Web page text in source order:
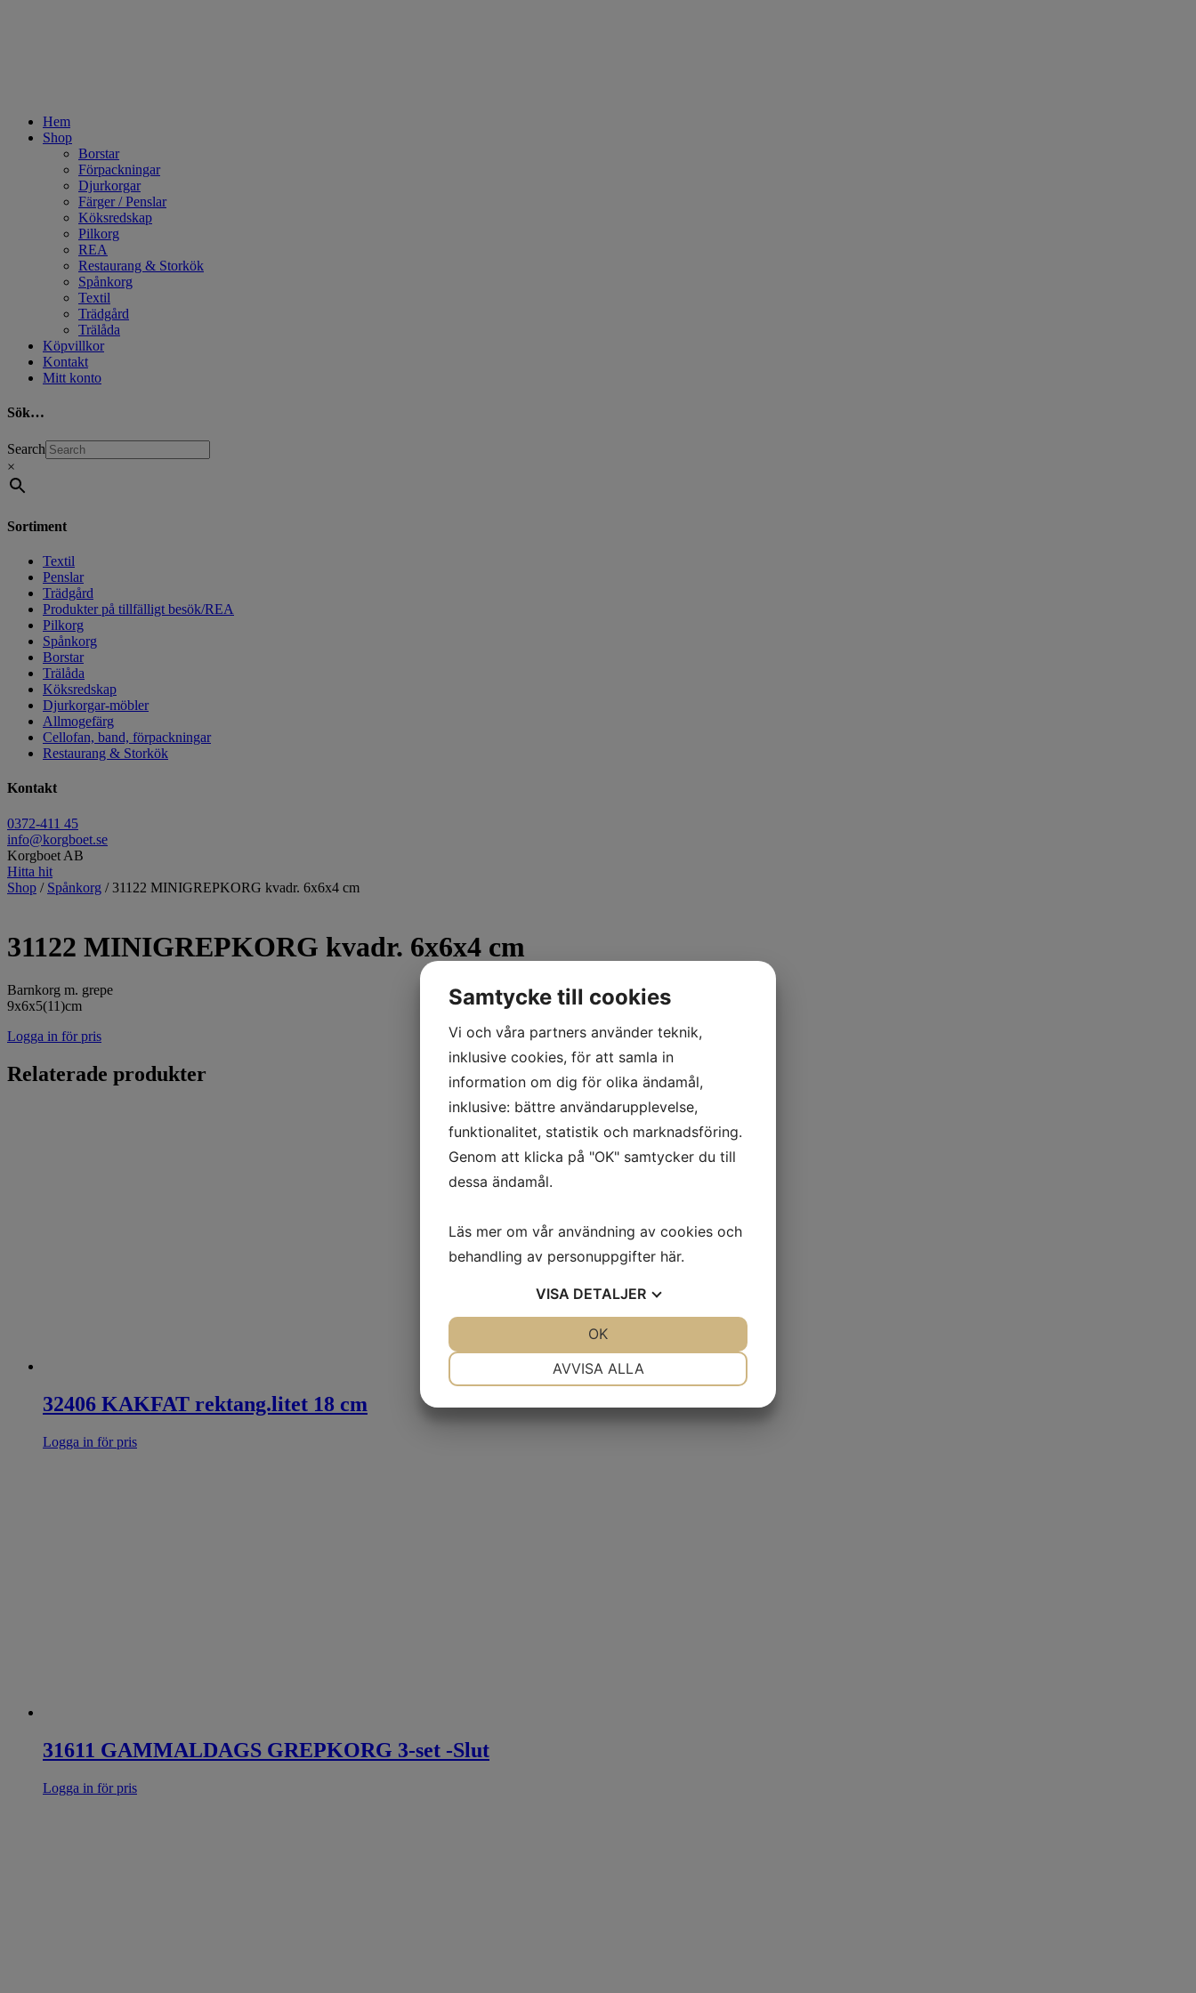
Hem
Shop
Borstar
Förpackningar
Djurkorgar
Färger / Penslar
Köksredskap
Pilkorg
REA
Restaurang & Storkök
Spånkorg
Textil
Trädgård
Trälåda
Köpvillkor
Kontakt
Mitt konto
Sök…
Search
×
Sortiment
Textil
Penslar
Trädgård
Produkter på tillfälligt besök/REA
Pilkorg
Spånkorg
Borstar
Trälåda
Köksredskap
Djurkorgar-möbler
Allmogefärg
Cellofan, band, förpackningar
Restaurang & Storkök
Kontakt
0372-411 45
info@korgboet.se
Korgboet AB
Hitta hit
Shop / Spånkorg / 31122 MINIGREPKORG kvadr. 6x6x4 cm
31122 MINIGREPKORG kvadr. 6x6x4 cm
Barnkorg m. grepe
9x6x5(11)cm
Logga in för pris
Relaterade produkter
32406 KAKFAT rektang.litet 18 cm
Logga in för pris
31611 GAMMALDAGS GREPKORG 3-set -Slut
Logga in för pris
Samtycke till cookies
Vi och våra partners använder teknik,
inklusive cookies, för att samla in
information om dig för olika ändamål,
inklusive: bättre användarupplevelse,
funktionalitet, statistik och marknadsföring.
Genom att klicka på "OK" samtycker du till
dessa ändamål.
Läs mer om vår användning av cookies och
behandling av personuppgifter här.
VISA DETALJER
AVVISA ALLA
OK